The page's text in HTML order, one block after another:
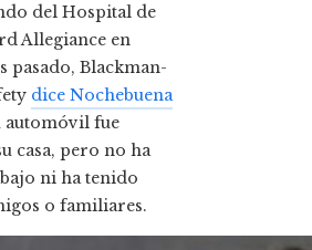
del Hospital de
Allegiance en
pasado, Blackman-
dice Nochebuena
automóvil fue
casa, pero no ha
ni ha tenido
o familiares.